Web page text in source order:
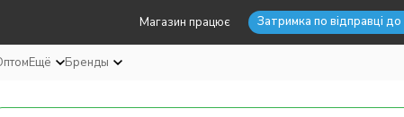
Магазин працює Затримка по відправці до
Ещё Бренды